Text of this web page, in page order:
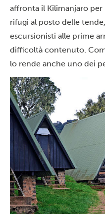
affronta il Kilimanjaro
rifugi al posto delle
escursionisti alle prime
difficoltà contenuto.
lo rende anche uno dei